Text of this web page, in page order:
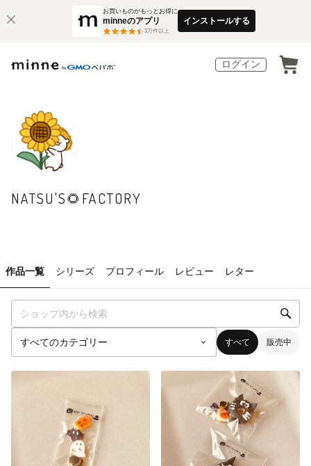
お買いものがもっとお得に
minneのアプリ
3万件以上
インストールする
ログイン
NATSU'S🌻FACTORY
作品一覧 シリーズ プロフィール レビュー レター
すべて 販売中